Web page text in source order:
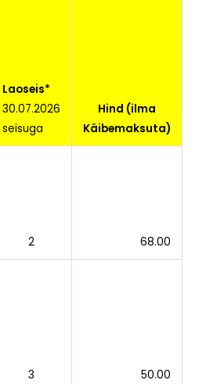
Laoseis*
30.07.2026
seisuga
Hind (ilma
Käibemaksuta)
2 68.00
3 50.00